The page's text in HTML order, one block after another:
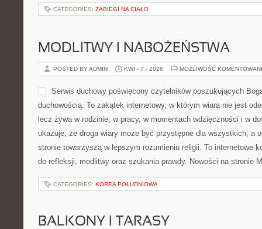
CATEGORIES: ZABIEGI NA CIAŁO
MODLITWY I NABOŻEŃSTWA
POSTED BY ADMIN KWI - 7 - 2026 MOŻLIWOŚĆ
Serwis duchowy poświęcony czytelników poszukujących
duchowością. To zakątek internetowy, w którym wiara nie jest
lecz żywa w rodzinie, w pracy, w momentach wdzięczności i w
ukazuje, że droga wiary może być przystępne dla wszystkich, a
stronie towarzyszą w lepszym rozumieniu religii. To internetowe
do refleksji, modlitwy oraz szukania prawdy. Nowości na stronie
CATEGORIES: KOREA POŁUDNIOWA
BALKONY I TARASY